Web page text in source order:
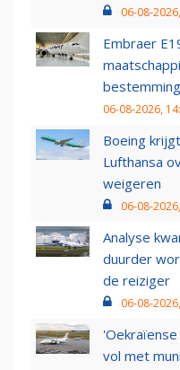
06-08-
Embraer
06-08-2026,
Boeing
Lufthansa
weigeren
06-08-
Analyse
duurder
de reiziger
06-08-
vol met